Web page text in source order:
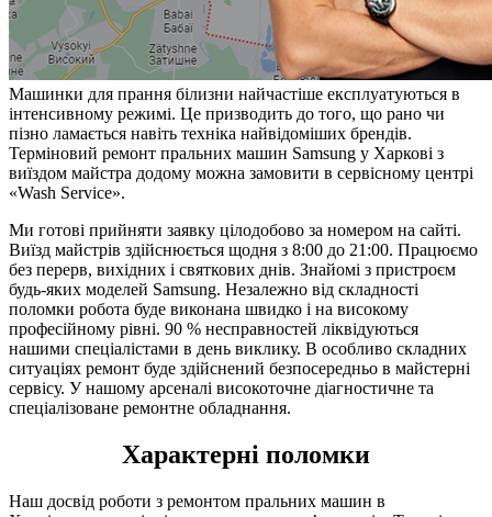
Машинки для прання білизни найчастіше експлуатуються в
інтенсивному режимі. Це призводить до того, що рано чи
пізно ламається навіть техніка найвідоміших брендів.
Терміновий ремонт пральних машин Samsung у Харкові з
виїздом майстра додому можна замовити в сервісному центрі
«Wash Service».
Ми готові прийняти заявку цілодобово за номером на сайті.
Виїзд майстрів здійснюється щодня з 8:00 до 21:00. Працюємо
без перерв, вихідних і святкових днів. Знайомі з пристроєм
будь-яких моделей Samsung. Незалежно від складності
поломки робота буде виконана швидко і на високому
професійному рівні. 90 % несправностей ліквідуються
нашими спеціалістами в день виклику. В особливо складних
ситуаціях ремонт буде здійснений безпосередньо в майстерні
сервісу. У нашому арсеналі високоточне діагностичне та
спеціалізоване ремонтне обладнання.
Характерні поломки
Наш досвід роботи з ремонтом пральних машин в